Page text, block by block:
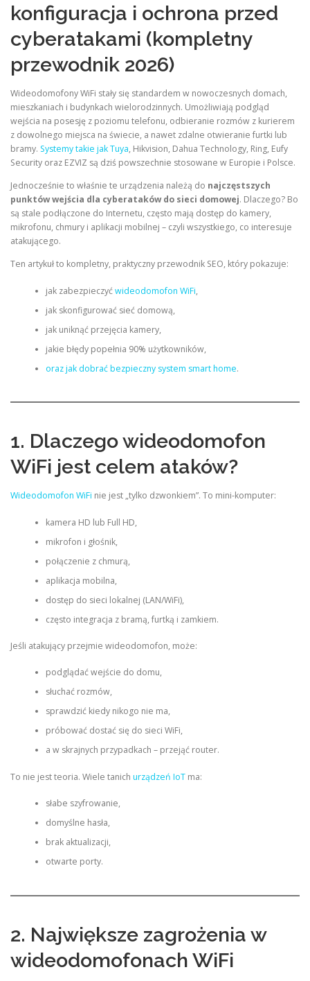
konfiguracja i ochrona przed
cyberatakami (kompletny
przewodnik 2026)
Wideodomofony WiFi stały się standardem w nowoczesnych domach,
mieszkaniach i budynkach wielorodzinnych. Umożliwiają podgląd
wejścia na posesję z poziomu telefonu, odbieranie rozmów z kurierem
z dowolnego miejsca na świecie, a nawet zdalne otwieranie furtki lub
bramy. Systemy takie jak Tuya, Hikvision, Dahua Technology, Ring, Eufy
Security oraz EZVIZ są dziś powszechnie stosowane w Europie i Polsce.
Jednocześnie to właśnie te urządzenia należą do najczęstszych
punktów wejścia dla cyberataków do sieci domowej. Dlaczego? Bo
są stale podłączone do Internetu, często mają dostęp do kamery,
mikrofonu, chmury i aplikacji mobilnej – czyli wszystkiego, co interesuje
atakującego.
Ten artykuł to kompletny, praktyczny przewodnik SEO, który pokazuje:
jak zabezpieczyćwideodomofon WiFi,
jak skonfigurować sieć domową,
jak uniknąć przejęcia kamery,
jakie błędy popełnia 90% użytkowników,
oraz jak dobrać bezpieczny system smart home.
1. Dlaczego wideodomofon
WiFi jest celem ataków?
Wideodomofon WiFi nie jest „tylko dzwonkiem”. To mini-komputer:
kamera HD lub Full HD,
mikrofon i głośnik,
połączenie z chmurą,
aplikacja mobilna,
dostęp do sieci lokalnej (LAN/WiFi),
często integracja z bramą, furtką i zamkiem.
Jeśli atakujący przejmie wideodomofon, może:
podglądać wejście do domu,
słuchać rozmów,
sprawdzić kiedy nikogo nie ma,
próbować dostać się do sieci WiFi,
a w skrajnych przypadkach – przejąć router.
To nie jest teoria. Wiele tanich urządzeń IoT ma:
słabe szyfrowanie,
domyślne hasła,
brak aktualizacji,
otwarte porty.
2. Największe zagrożenia w
wideodomofonach WiFi